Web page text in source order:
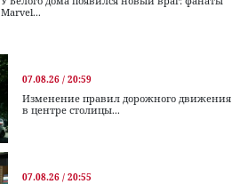
Marvel...
07.08.26 / 20:59
Изменение правил дорожного движения
в центре столицы...
07.08.26 / 20:55